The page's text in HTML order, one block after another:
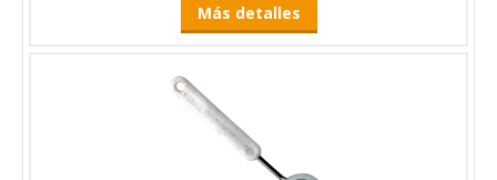
Más detalles